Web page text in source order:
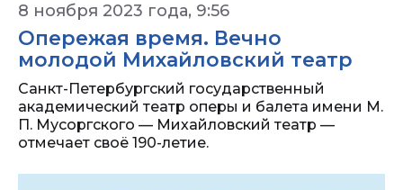
8 ноября 2023 года, 9:56
Опережая время. Вечно
молодой Михайловский театр
Санкт-Петербургский государственный
академический театр оперы и балета имени М.
П. Мусоргского — Михайловский театр —
отмечает своё 190-летие.